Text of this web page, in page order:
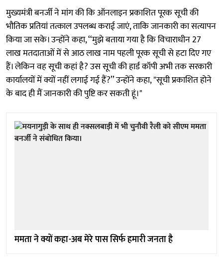
मुख्यमंत्री बनर्जी ने मांग की कि ऑनलाइन प्रकाशित पूरक सूची की
भौतिक प्रतियां तत्काल उपलब्ध कराई जाएं, ताकि जानकारी का सत्यापन
किया जा सके। उन्होंने कहा, ‘‘मुझे बताया गया है कि विचाराधीन 27
लाख मतदाताओं में से आठ लाख नाम पहली पूरक सूची से हटा दिए गए
हैं। लेकिन वह सूची कहां है? उस सूची की हार्ड कॉपी अभी तक सरकारी
कार्यालयों में क्यों नहीं लगाई गई हैं?’’ उन्होंने कहा, "सूची प्रकाशित होने
के बाद ही मैं जानकारी की पुष्टि कर सकती हूं।"
ममता ने क्यों कहा-अब मेरे पास सिर्फ हमारी जनता है